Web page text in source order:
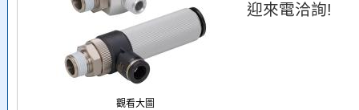
觀看大圖
迎來電洽詢!